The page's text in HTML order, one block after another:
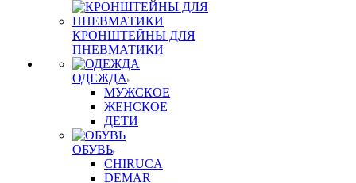
КРОНШТЕЙНЫ ДЛЯ
ПНЕВМАТИКИ
ОДЕЖДА
МУЖСКОЕ
ЖЕНСКОЕ
ДЕТИ
ОБУВЬ
CHIRUCA
DEMAR